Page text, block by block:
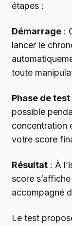
étapes :
Démarrage :
lancer le
toute
Phase de test
possible
concentration
votre score
Résultat : À
score
accompagné
Le test